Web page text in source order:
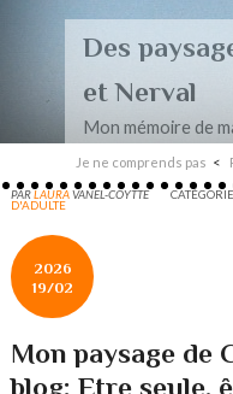
Des
et Nerval
Mon mémoire de
Je ne comprends pas
PARLAURAVANEL-COYTTE
D'ADULTE
2026
19/02
Mon paysage de
blog: Etre seule,